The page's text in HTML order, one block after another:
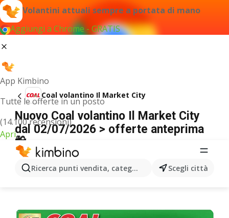
Volantini attuali sempre a portata di mano
Aggiungi a Chrome - GRATIS
App Kimbino
Tutte le offerte in un posto
(14.100 recensioni)
Apri
Ricerca punti vendita, categorie, prodotti...Scegli città
Coal volantino Il Market City
Nuovo Coal volantino Il Market City
dal 02/07/2026 > offerte anteprima
🛍️